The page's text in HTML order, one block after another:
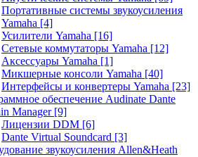
Портативные системы звукоусиления
Yamaha [4]
Усилители Yamaha [16]
Сетевые коммутаторы Yamaha [12]
Аксессуары Yamaha [1]
Микшерные консоли Yamaha [40]
Интерфейсы и конвертеры Yamaha [23]
обеспечение Audinate Dante
Manager [9]
Лицензии DDM [6]
Dante Virtual Soundcard [3]
звукоусиления Allen&Heath